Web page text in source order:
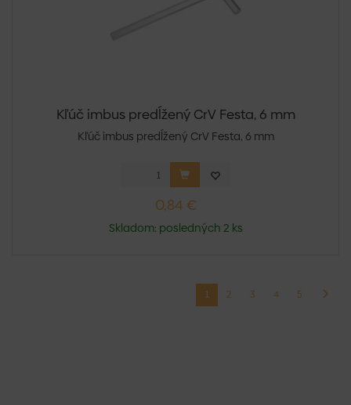
Kľúč imbus predĺžený CrV Festa, 6 mm
Kľúč imbus predĺžený CrV Festa, 6 mm
0,84 €
Skladom: posledných 2 ks
1 2 3 4 5